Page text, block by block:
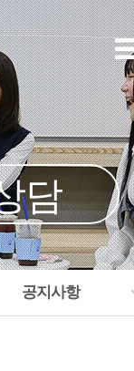
담
공지사항